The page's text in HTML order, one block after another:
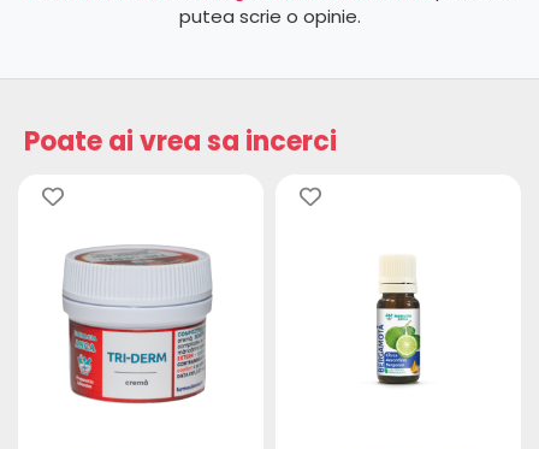
putea scrie o opinie.
Poate ai vrea sa incerci